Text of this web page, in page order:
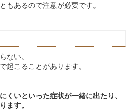
もあるので注意が必要です。
ない。
起こることがあります。
くいといった症状が一緒に出たり、
ます。